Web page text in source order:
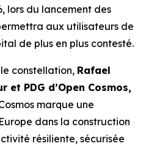
lors du lancement des
aux utilisateurs de
de plus en plus contesté.
constellation, Rafael
PDG d’Open Cosmos,
marque une
dans la construction
résiliente, sécurisée